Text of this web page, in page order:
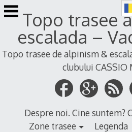
Skip
to
Topo trasee
escalada –
Topo trasee de alpinism &
clubului CASSIO
Despre noi. Cine suntem?
Zone trasee
Legenda